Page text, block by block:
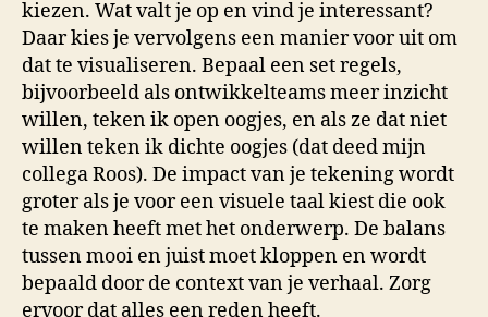
kiezen. Wat valt je op en vind je interessant?
Daar kies je vervolgens een manier voor uit om
dat te visualiseren. Bepaal een set regels,
bijvoorbeeld als ontwikkelteams meer inzicht
willen, teken ik open oogjes, en als ze dat niet
willen teken ik dichte oogjes (dat deed mijn
collega Roos). De impact van je tekening wordt
groter als je voor een visuele taal kiest die ook
te maken heeft met het onderwerp. De balans
tussen mooi en juist moet kloppen en wordt
bepaald door de context van je verhaal. Zorg
ervoor dat alles een reden heeft.